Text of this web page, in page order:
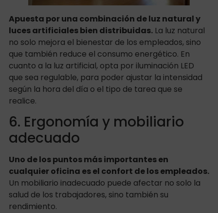
Apuesta por una combinación de luz natural y
luces artificiales bien distribuidas.La luz natural
no solo mejora el bienestar de los empleados, sino
que también reduce el consumo energético. En
cuanto a la luz artificial, opta por iluminación LED
que sea regulable, para poder ajustar la intensidad
según la hora del día o el tipo de tarea que se
realice.
6. Ergonomía y mobiliario
adecuado
Uno de los puntos más importantes en
cualquier oficina es el confort de los empleados.
Un mobiliario inadecuado puede afectar no solo la
salud de los trabajadores, sino también su
rendimiento.